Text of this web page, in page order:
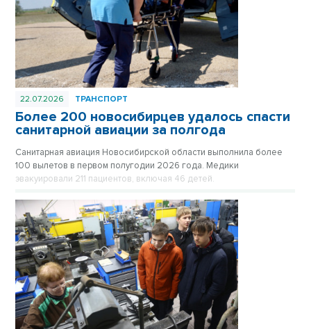
22.07.2026 ТРАНСПОРТ
Более 200 новосибирцев удалось спасти
санитарной авиации за полгода
Санитарная авиация Новосибирской области выполнила более
100 вылетов в первом полугодии 2026 года. Медики
эвакуировали 211 пациентов, включая 46 детей.